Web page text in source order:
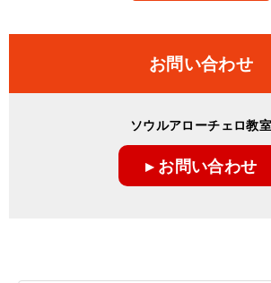
お問い合わせ
ソウルアローチェロ教室
▸ お問い合わせ